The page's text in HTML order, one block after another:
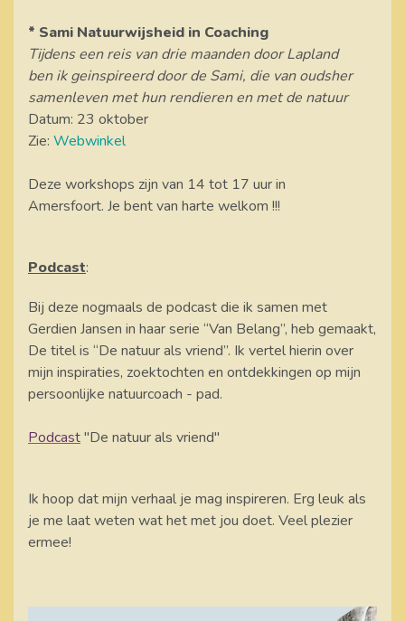
* Sami Natuurwijsheid in Coaching
Tijdens een reis van drie maanden door Lapland
ben ik geinspireerd door de Sami, die van oudsher
samenleven met hun rendieren en met de natuur
Datum: 23 oktober
Zie: Webwinkel
Deze workshops zijn van 14 tot 17 uur in
Amersfoort. Je bent van harte welkom !!!
Podcast:
Bij deze nogmaals de podcast die ik samen met
Gerdien Jansen in haar serie “Van Belang”, heb gemaakt,
De titel is “De natuur als vriend”. Ik vertel hierin over
mijn inspiraties, zoektochten en ontdekkingen op mijn
persoonlijke natuurcoach - pad.
Podcast"De natuur als vriend"
Ik hoop dat mijn verhaal je mag inspireren. Erg leuk als
je me laat weten wat het met jou doet. Veel plezier
ermee!